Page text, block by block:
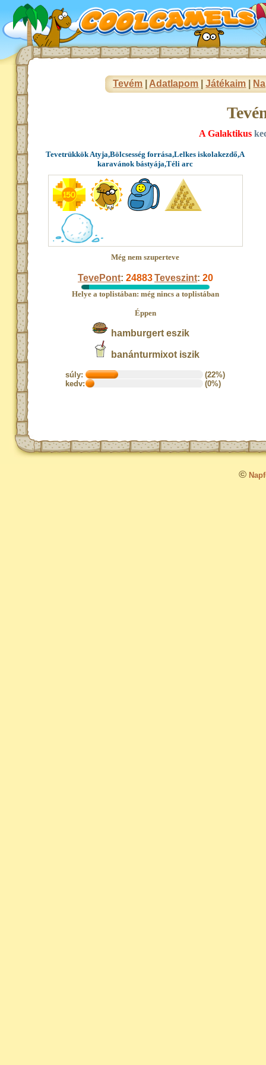
Tevém Adatlapom |Játékaim
A Galaktikus
Tevetrükkök Atyja,Bölcsesség forrása,Lelkes iskolakezdő,A
karavánok bástyája,Téli arc
Még nem szuperteve
TevePont: 24883Teveszint: 20
Helye a toplistában: még nincs a toplistában
Éppen
hamburgert eszik
banánturmixot iszik
súly:
(22%)
kedv:
(0%)
©